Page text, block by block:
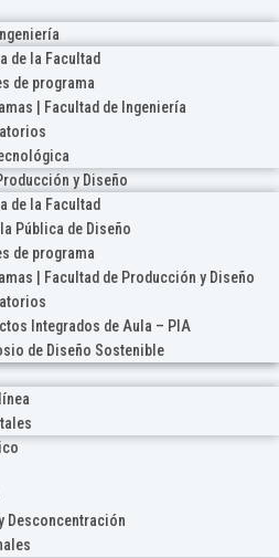
de la Facultad
de programa
| Facultad de Ingeniería
y Diseño
de la Facultad
Pública de Diseño
de programa
| Facultad de Producción y Diseño
Integrados de Aula – PIA
de Diseño Sostenible
Desconcentración